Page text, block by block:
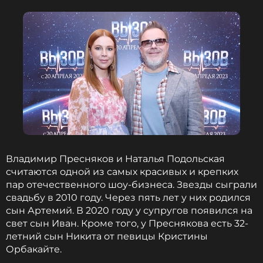
Наталья Подольская
Наталья и Владимир сыграли свадьбу в 2010 году.
Через пять лет у них родился сын Артемий. В 2020
году у супругов появился на свет сын Иван. Кроме
того, у Преснякова есть 32-летний сын Никита от
певицы Кристины Орбакайте.
Наталья Подольская
Певица
Биография, последние новости
и многое другое >
Фото: Вадим Тараканов/ТАСС
Владимир Пресняков и Наталья Подольская
считаются одной из самых красивых и крепких
пар отечественного шоу-бизнеса. Звезды сыграли
свадьбу в 2010 году. Через пять лет у них родился
сын Артемий. В 2020 году у супругов появился на
свет сын Иван. Кроме того, у Преснякова есть 32-
летний сын Никита от певицы Кристины
Орбакайте.